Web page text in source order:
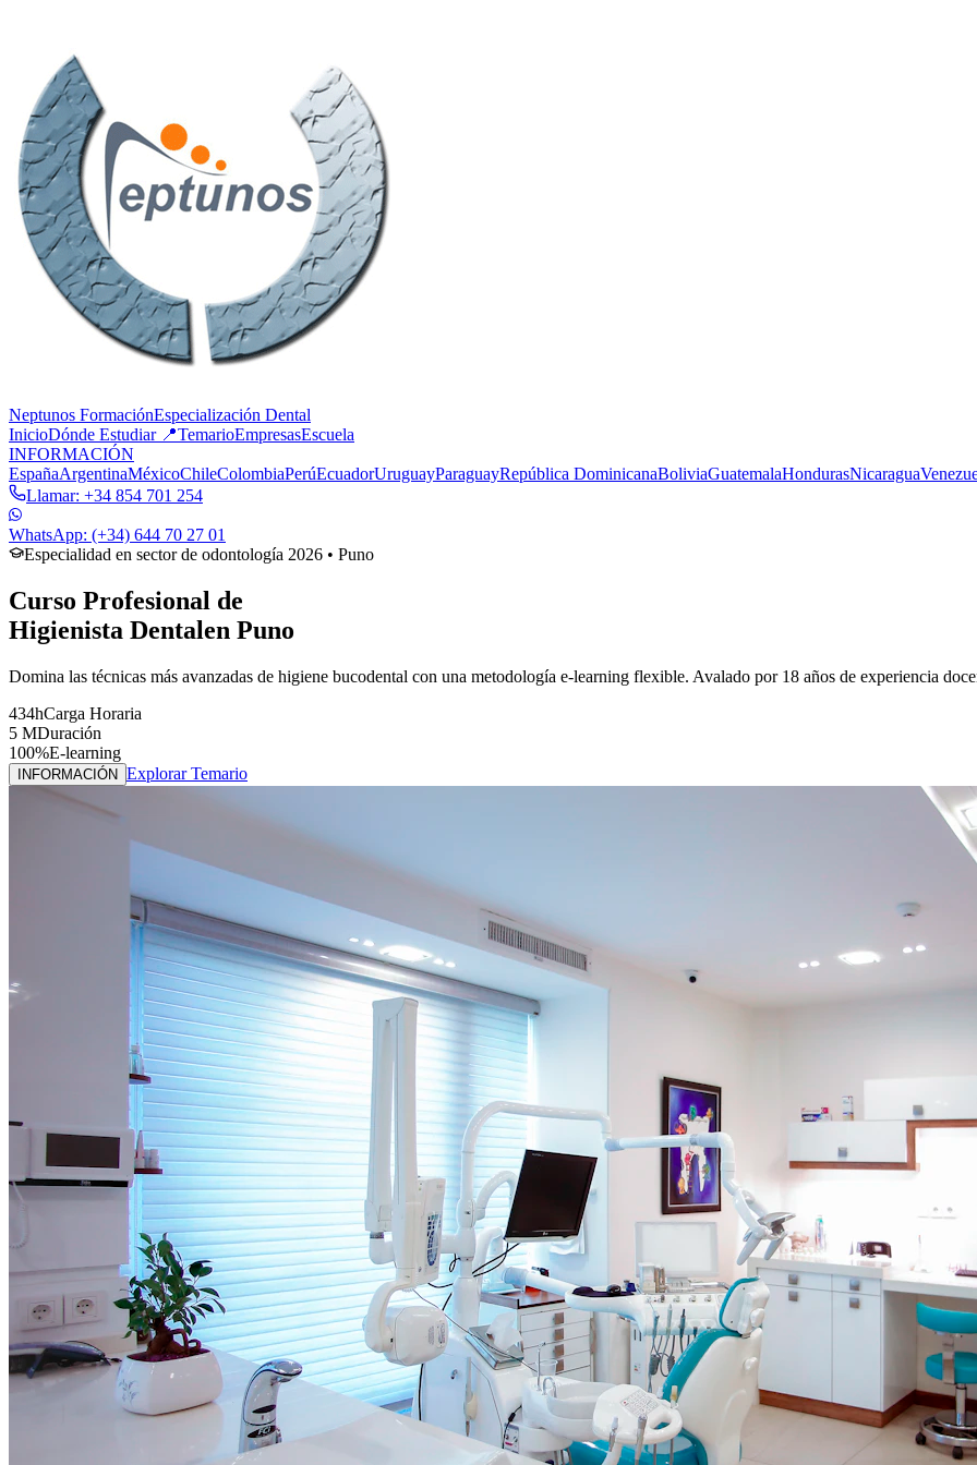
Neptunos FormaciónEspecialización Dental
InicioDónde Estudiar 📍TemarioEmpresasEscuela
INFORMACIÓN
EspañaArgentinaMéxicoChileColombiaPerúEcuadorUruguayParaguayRepública DominicanaBoliviaGuatemalaHondurasNicaragua
Llamar: +34 854 701 254
WhatsApp: (+34) 644 70 27 01
Especialidad en sector de odontología 2026 • Puno
Curso Profesional de
Higienista Dentalen Puno
Domina las técnicas más avanzadas de higiene bucodental con una metodología e-learning flexible. Avalado por 18 años de experiencia
434hCarga Horaria
5 MDuración
100%E-learning
INFORMACIÓN Explorar Temario